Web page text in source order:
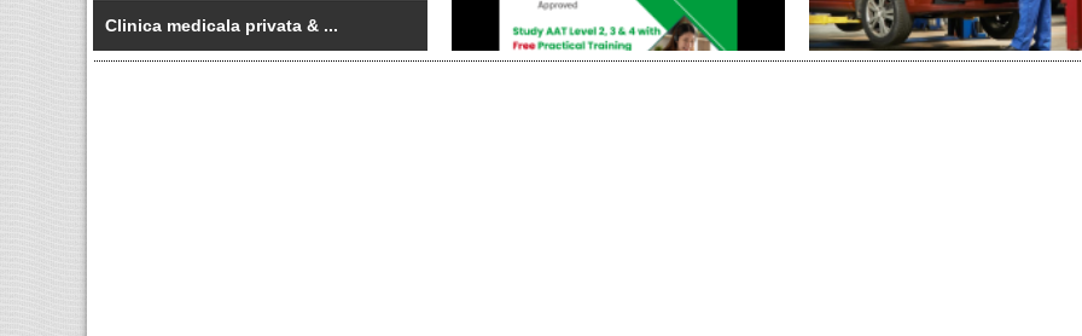
Clinica medicala privata & ...